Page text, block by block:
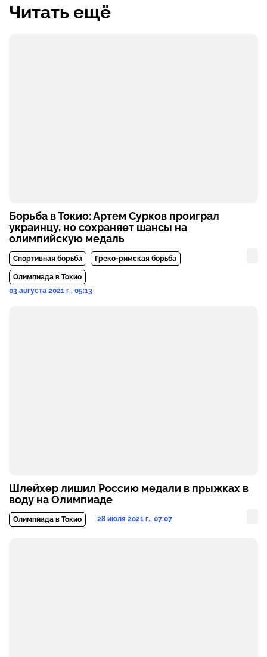
Читать ещё
Борьба в Токио: Артем Сурков проиграл
украинцу, но сохраняет шансы на
олимпийскую медаль
Спортивная борьба Греко-римская борьба
Олимпиада в Токио
03 августа 2021 г., 05:13
Шлейхер лишил Россию медали в прыжках в
воду на Олимпиаде
Олимпиада в Токио 28 июля 2021 г., 07:07